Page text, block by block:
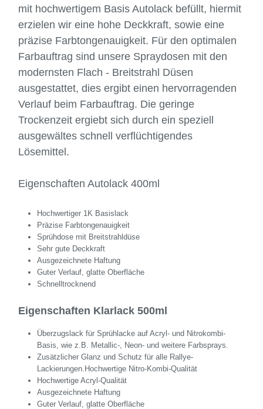
mit hochwertigem Basis Autolack befüllt, hiermit
erzielen wir eine hohe Deckkraft, sowie eine
präzise Farbtongenauigkeit. Für den optimalen
Farbauftrag sind unsere Spraydosen mit den
modernsten Flach - Breitstrahl Düsen
ausgestattet, dies ergibt einen hervorragenden
Verlauf beim Farbauftrag. Die geringe
Trockenzeit ergiebt sich durch ein speziell
ausgewältes schnell verflüchtigendes
Lösemittel.
Eigenschaften Autolack 400ml
Hochwertiger 1K Basislack
Präzise Farbtongenauigkeit
Sprühdose mit Breitstrahldüse
Sehr gute Deckkraft
Ausgezeichnete Haftung
Guter Verlauf, glatte Oberfläche
Schnelltrocknend
Eigenschaften Klarlack 500ml
Überzugslack für Sprühlacke auf Acryl- und Nitrokombi-
Basis, wie z.B. Metallic-, Neon- und weitere Farbsprays.
Zusätzlicher Glanz und Schutz für alle Rallye-
Lackierungen.Hochwertige Nitro-Kombi-Qualität
Hochwertige Acryl-Qualität
Ausgezeichnete Haftung
Guter Verlauf, glatte Oberfläche